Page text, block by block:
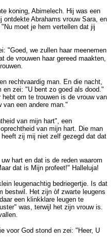
koning, Abimelech. Hij was een
Abrahams vrouw Sara, en
moet je hem vertellen dat jij
"Goed, we zullen haar meenemen
de vrouwen haar gereed maakten,
rechtvaardig man. En die nacht,
en zei: "U bent zo goed als dood."
om te trouwen is de vrouw van
van een andere man."
van mijn hart", een
van mijn hart. Die man
zij mij niet zelf gezegd dat dat
hart en dat is de reden waarom
dat is Mijn profeet!" Halleluja!
leugenachtig bedriegertje. Is dat
bestwil. Het zijn òf zwarte leugens
een klinkklare leugen te
was, terwijl het zijn vrouw is.
voor God stond en zei: "Heer, U